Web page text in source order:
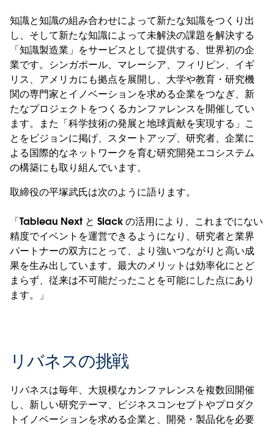
知識と知識の組み合わせによって新たな知識をつくり出
し、そして新たな知識によって未解決の課題を解決する
「知識製造業」をサービスとして提供する、世界初の企
業です。シンガポール、マレーシア、フィリピン、イギ
リス、アメリカにも拠点を展開し、大学や教育・研究機
関の専門家とイノベーションを求める企業をつなぎ、新
たなプロジェクトをつくるカンファレンスを開催してい
ます。また「科学技術の発展と地球貢献を実現する」こ
とをビジョンに掲げ、スタートアップ、研究者、企業に
よる国際的なネットワークを育む研究開発エコシステム
の構築にも取り組んでいます。
取締役の平塚武氏は次のように語ります。
「Tableau Next と Slack の活用により、これまでにない
精度でイベントを運営できるようになり、研究者と業界
パートナーの双方にとって、より強いつながりと高い成
果を生み出しています。最大のメリットは効率化にとど
まらず、従来は不可能だったことを可能にした点にあり
ます。」
リバネスの挑戦
リバネスは毎年、大規模なカンファレンスを複数回開催
し、新しい研究テーマ、ビジネスコンセプトやプロダク
トイノベーションを求める企業と、開発・製品化を必要